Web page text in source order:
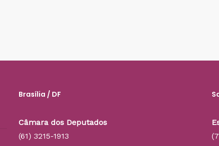
Brasília / DF
Câmara dos Deputados
(61) 3215-1913